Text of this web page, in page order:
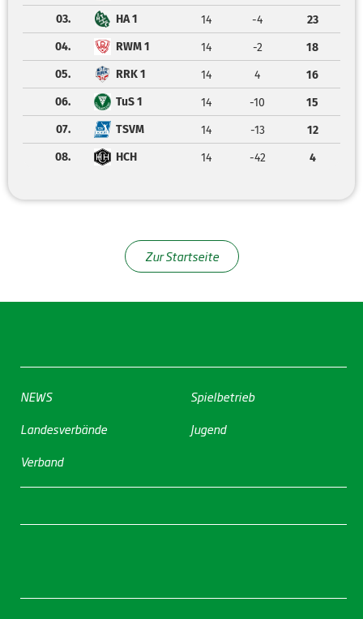
03.
HA 1 14 -4
23
04.
RWM 1 14 -2
18
05.
RRK 1 14 4
16
06.
TuS 1 14 -10
15
07.
TSVM 14 -13
12
08.
HCH 14 -42 4
Zur Startseite
NEWS
Landesverbände
Verband
Spielbetrieb
Jugend